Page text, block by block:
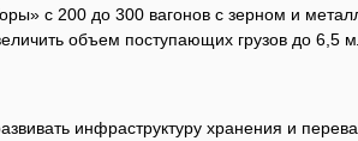
с 200 до 300 вагонов с зерном и
объем поступающих грузов до 6,5
инфраструктуру хранения и